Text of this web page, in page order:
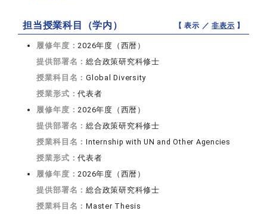
担当授業科目（学内） 【 表示 ／非表示 】
履修年度：2026年度（西暦）
提供部署名：総合政策研究科修士
授業科目名：Global Diversity
授業形式：代表者
履修年度：2026年度（西暦）
提供部署名：総合政策研究科修士
授業科目名：Internship with UN and Other Agencies
授業形式：代表者
履修年度：2026年度（西暦）
提供部署名：総合政策研究科修士
授業科目名：Master Thesis